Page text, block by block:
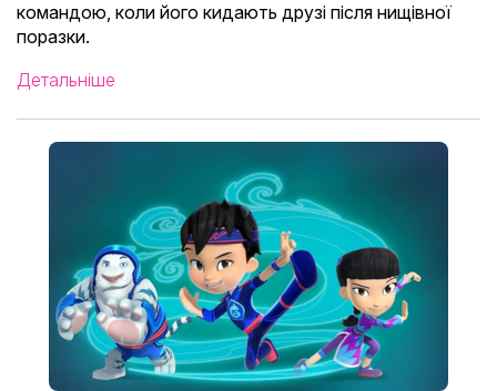
командою, коли його кидають друзі після нищівної
поразки.
Детальніше